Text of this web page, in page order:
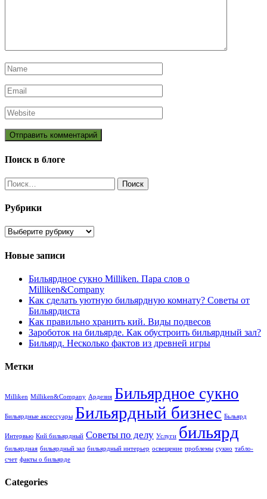
Поиск в блоге
Найти:
Рубрики
Рубрики
Новые записи
Бильярдное сукно Milliken. Пара слов о
Milliken&Company
Как сделать уютную бильярдную комнату? Советы от
Бильярдиста
Как правильно хранить кий. Виды подвесов
Зароботок на бильярде. Как обустроить бильярдный зал?
Бильярд. Несколько фактов из древней игры
Метки
Milliken Milliken&Company Ардезия Бильярдное сукно
Бильярдные аксессуары Бильярдный бизнес Бьльярд
Интервью Кий бильярдный Советы по делу Услуги бильярд
бильярдная бильярдный зал бильярдный интерьер освещение проблемы сукно табло-
счет факты о бильярде
Categories